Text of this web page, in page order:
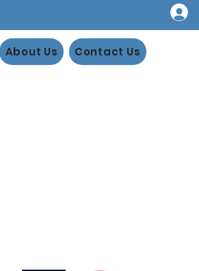
About Us Contact Us